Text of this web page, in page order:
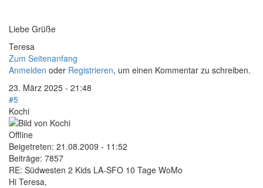
Liebe Grüße
Teresa
Zum Seitenanfang
Anmelden oder Registrieren, um einen Kommentar zu schreiben.
23. März 2025 - 21:48
#5
Kochi
Offline
Beigetreten: 21.08.2009 - 11:52
Beiträge: 7857
RE: Südwesten 2 Kids LA-SFO 10 Tage WoMo
Hi Teresa,